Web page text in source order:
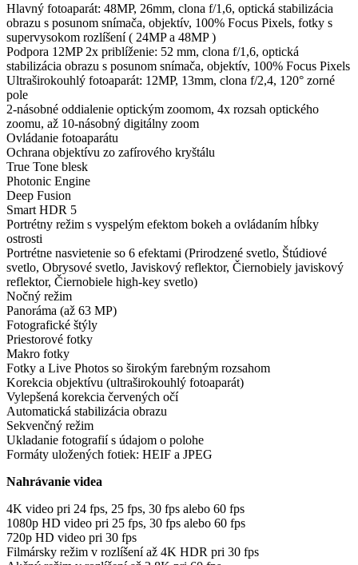
Hlavný fotoaparát: 48MP, 26mm, clona f/1,6, optická stabilizácia
obrazu s posunom snímača, objektív, 100% Focus Pixels, fotky s
supervysokom rozlíšení ( 24MP a 48MP )
Podpora 12MP 2x priblíženie: 52 mm, clona f/1,6, optická
stabilizácia obrazu s posunom snímača, objektív, 100% Focus Pixels
Ultraširokouhlý fotoaparát: 12MP, 13mm, clona f/2,4, 120° zorné
pole
2-násobné oddialenie optickým zoomom, 4x rozsah optického
zoomu, až 10-násobný digitálny zoom
Ovládanie fotoaparátu
Ochrana objektívu zo zafírového kryštálu
True Tone blesk
Photonic Engine
Deep Fusion
Smart HDR 5
Portrétny režim s vyspelým efektom bokeh a ovládaním hĺbky
ostrosti
Portrétne nasvietenie so 6 efektami (Prirodzené svetlo, Štúdiové
svetlo, Obrysové svetlo, Javiskový reflektor, Čiernobiely javiskový
reflektor, Čiernobiele high-key svetlo)
Nočný režim
Panoráma (až 63 MP)
Fotografické štýly
Priestorové fotky
Makro fotky
Fotky a Live Photos so širokým farebným rozsahom
Korekcia objektívu (ultraširokouhlý fotoaparát)
Vylepšená korekcia červených očí
Automatická stabilizácia obrazu
Sekvenčný režim
Ukladanie fotografií s údajom o polohe
Formáty uložených fotiek: HEIF a JPEG
Nahrávanie videa
4K video pri 24 fps, 25 fps, 30 fps alebo 60 fps
1080p HD video pri 25 fps, 30 fps alebo 60 fps
720p HD video pri 30 fps
Filmársky režim v rozlíšení až 4K HDR pri 30 fps